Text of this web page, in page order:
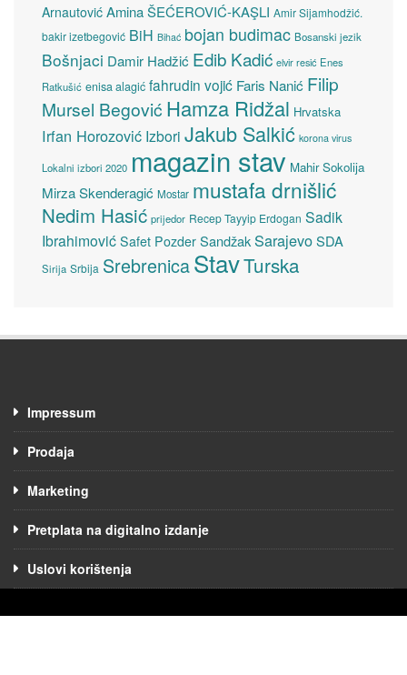
Arnautović Amina ŠEĆEROVIĆ-KAŞLI Amir Sijamhodžić.
bakir izetbegović BiH Bihać bojan budimac Bosanski jezik
Bošnjaci Damir Hadžić Edib Kadić elvir resić Enes
Ratkušić enisa alagić fahrudin vojić Faris Nanić Filip
Mursel Begović Hamza Ridžal Hrvatska
Irfan Horozović Izbori Jakub Salkić korona virus
Lokalni izbori 2020 magazin stav Mahir Sokolija
Mirza Skenderagić Mostar mustafa drnišlić
Nedim Hasić prijedor Recep Tayyip Erdogan Sadik
Ibrahimović Safet Pozder SandžakSarajevoSDA
Sirija Srbija SrebrenicaStavTurska
Impressum
Prodaja
Marketing
Pretplata na digitalno izdanje
Uslovi korištenja